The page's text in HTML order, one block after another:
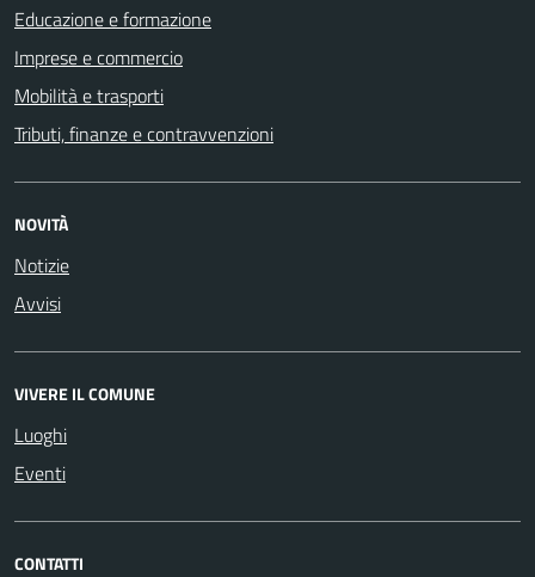
Educazione e formazione
Imprese e commercio
Mobilità e trasporti
Tributi, finanze e contravvenzioni
NOVITÀ
Notizie
Avvisi
VIVERE IL COMUNE
Luoghi
Eventi
CONTATTI